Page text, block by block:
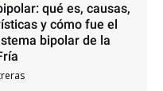
qué es, causas,
y cómo fue el
bipolar de la